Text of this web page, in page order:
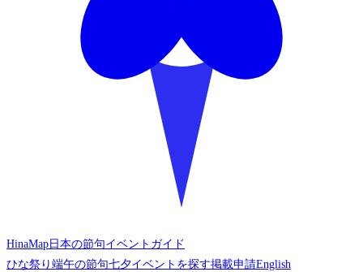
HinaMap 日本の節句イベントガイド
ひな祭り 端午の節句七夕イベントを探す掲載申請English